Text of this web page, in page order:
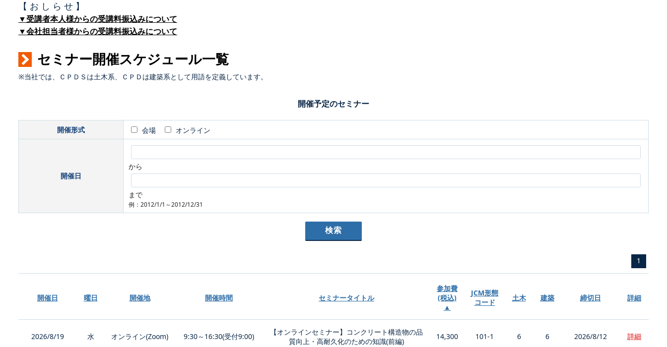
【 お し ら せ 】
▼受講者本人様からの受講料振込みについて
▼会社担当者様からの受講料振込みについて
セミナー開催スケジュール一覧
※当社では、ＣＰＤＳは土木系、ＣＰＤは建築系として用語を定義しています。
開催予定のセミナー
開催形式 会場 オンライン
開催日
から
まで
例：2012/1/1～2012/12/31
1
開催日 曜日 開催地 開催時間 セミナータイトル
参加費
(税込)
▲
JCM形態
コード
土木 建築 締切日 詳細
2026/8/19 水 オンライン(Zoom) 9:30～16:30(受付9:00)
【オンラインセミナー】コンクリート構造物の品
質向上・高耐久化のための知識(前編)
14,300 101-1 6 6 2026/8/12 詳細